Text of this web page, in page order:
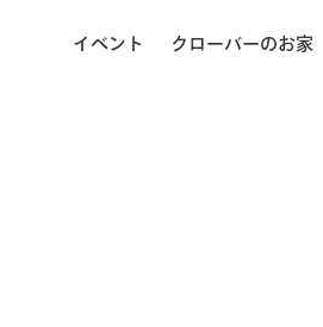
イベント クローバーのお家